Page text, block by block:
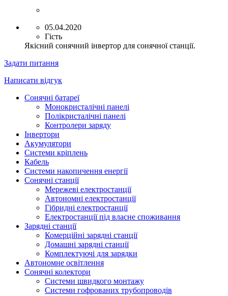
05.04.2020
Гість
Якісний сонячний інвертор для сонячної станції.
Задати питання
Написати відгук
Сонячні батареї
Монокристалічні панелі
Полікристалічні панелі
Контролери заряду
Інвертори
Акумулятори
Системи кріплень
Кабель
Системи накопичення енергії
Сонячні станції
Мережеві електростанції
Автономні електростанції
Гібридні електростанції
Електростанції під власне споживання
Зарядні станції
Комерційні зарядні станції
Домашні зарядні станції
Комплектуючі для зарядки
Автономне освітлення
Сонячні колектори
Системи швидкого монтажу
Системи гофрованих трубопроводів